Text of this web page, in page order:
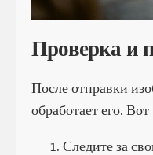
Проверка и
После отправки
обработает его. Вот
Следите за